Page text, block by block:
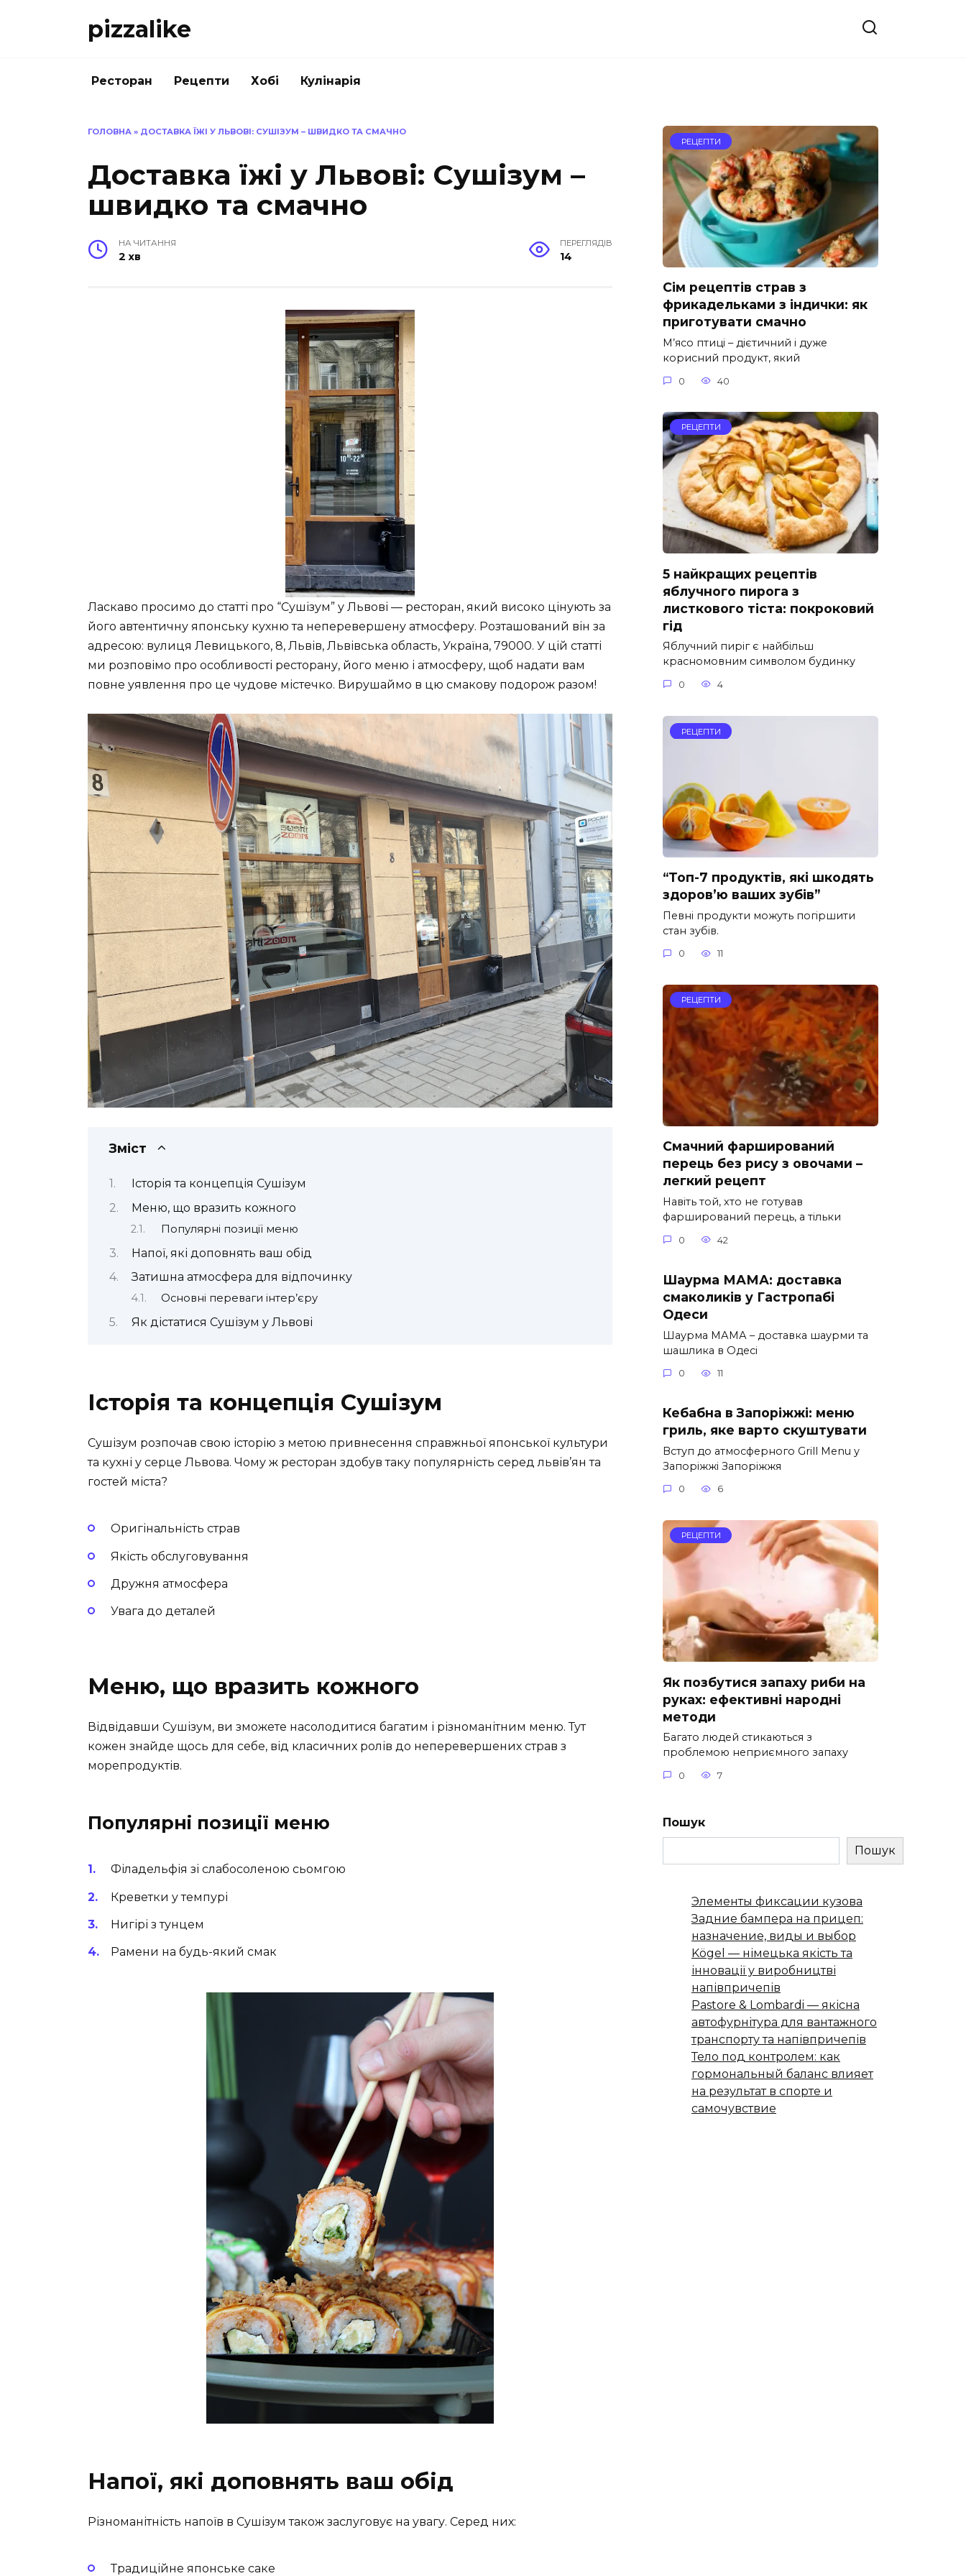
pizzalike
Ресторан Рецепти Хобі Кулінарія
ГОЛОВНА » ДОСТАВКА ЇЖІ У ЛЬВОВІ: СУШІЗУМ – ШВИДКО ТА СМАЧНО
Доставка їжі у Львові: Сушізум –
швидко та смачно
НА ЧИТАННЯ
2 хв
ПЕРЕГЛЯДІВ
14
Ласкаво просимо до статті про “Сушізум” у Львові — ресторан, який високо цінують за
його автентичну японську кухню та неперевершену атмосферу. Розташований він за
адресою: вулиця Левицького, 8, Львів, Львівська область, Україна, 79000. У цій статті
ми розповімо про особливості ресторану, його меню і атмосферу, щоб надати вам
повне уявлення про це чудове містечко. Вирушаймо в цю смакову подорож разом!
Зміст
Історія та концепція Сушізум
Меню, що вразить кожного
Популярні позиції меню
Напої, які доповнять ваш обід
Затишна атмосфера для відпочинку
Основні переваги інтер’єру
Як дістатися Сушізум у Львові
Історія та концепція Сушізум
Сушізум розпочав свою історію з метою привнесення справжньої японської культури
та кухні у серце Львова. Чому ж ресторан здобув таку популярність серед львів’ян та
гостей міста?
Оригінальність страв
Якість обслуговування
Дружня атмосфера
Увага до деталей
Меню, що вразить кожного
Відвідавши Сушізум, ви зможете насолодитися багатим і різноманітним меню. Тут
кожен знайде щось для себе, від класичних ролів до неперевершених страв з
морепродуктів.
Популярні позиції меню
Філадельфія зі слабосоленою сьомгою
Креветки у темпурі
Нигірі з тунцем
Рамени на будь-який смак
Напої, які доповнять ваш обід
Різноманітність напоїв в Сушізум також заслуговує на увагу. Серед них:
Традиційне японське саке
РЕЦЕПТИ
Сім рецептів страв з
фрикадельками з індички: як
приготувати смачно
М’ясо птиці – дієтичний і дуже
корисний продукт, який
0 40
РЕЦЕПТИ
5 найкращих рецептів
яблучного пирога з
листкового тіста: покроковий
гід
Яблучний пиріг є найбільш
красномовним символом будинку
0 4
РЕЦЕПТИ
“Топ-7 продуктів, які шкодять
здоров’ю ваших зубів”
Певні продукти можуть погіршити
стан зубів.
0 11
РЕЦЕПТИ
Смачний фарширований
перець без рису з овочами –
легкий рецепт
Навіть той, хто не готував
фарширований перець, а тільки
0 42
Шаурма МАМА: доставка
смаколиків у Гастропабі
Одеси
Шаурма МАМА – доставка шаурми та
шашлика в Одесі
0 11
Кебабна в Запоріжжі: меню
гриль, яке варто скуштувати
Вступ до атмосферного Grill Menu у
Запоріжжі Запоріжжя
0 6
РЕЦЕПТИ
Як позбутися запаху риби на
руках: ефективні народні
методи
Багато людей стикаються з
проблемою неприємного запаху
0 7
Пошук
Пошук
Элементы фиксации кузова
Задние бампера на прицеп:
назначение, виды и выбор
Kögel — німецька якість та
інновації у виробництві
напівпричепів
Pastore & Lombardi — якісна
автофурнітура для вантажного
транспорту та напівпричепів
Тело под контролем: как
гормональный баланс влияет
на результат в спорте и
самочувствие